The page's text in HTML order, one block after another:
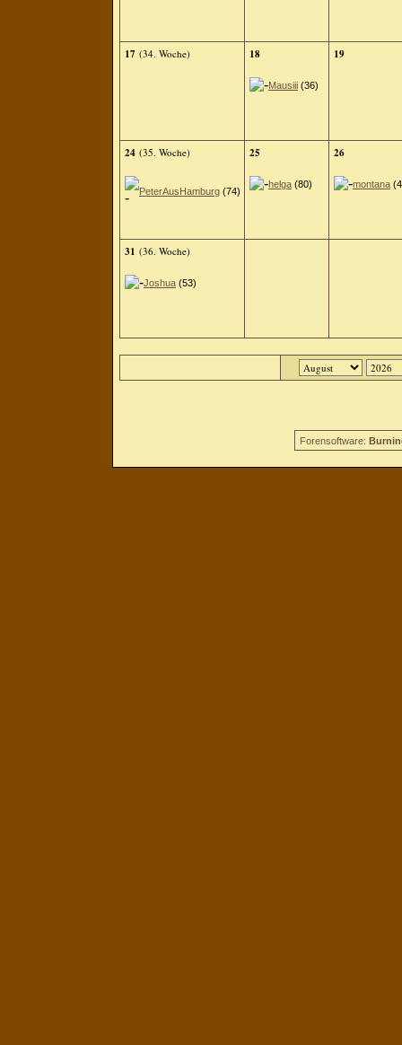
17 (34. Woche) 18
Mausiii (36)
19
24 (35. Woche)
PeterAusHamburg (74)
25
helga (80)
26
montana
31 (36. Woche)
Joshua (53)
Forensoftware: